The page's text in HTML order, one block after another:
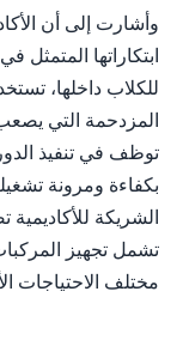
وأشارت إلى أن
ابتكاراتها
للكلاب داخلها،
المزدحمة التي
توظف في تنفيذ
بكفاءة ومرونة
الشريكة
تشمل تجهيز
مختلف الاحتياجات